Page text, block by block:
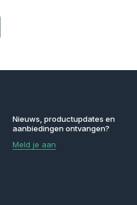
Nieuws, productupdates en
aanbiedingen ontvangen?
Meld je aan